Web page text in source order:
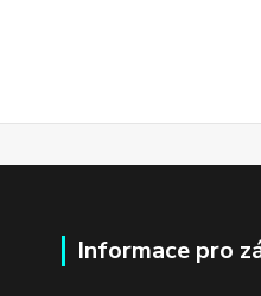
Informace pro